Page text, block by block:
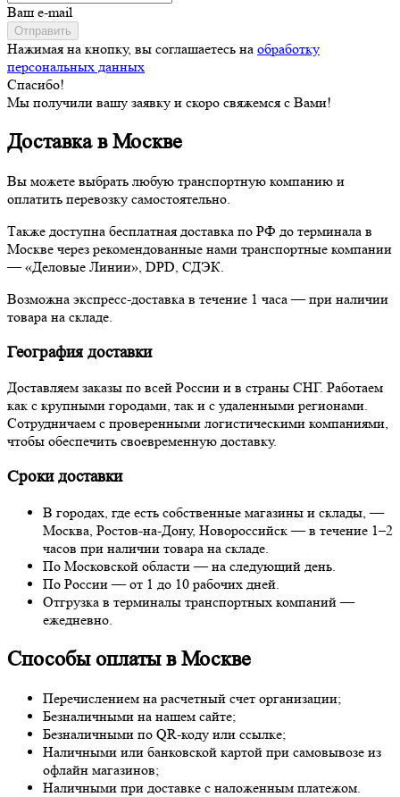
Ваш e-mail
Отправить
Нажимая на кнопку, вы соглашаетесь на обработку
персональных данных
Спасибо!
Мы получили вашу заявку и скоро свяжемся с Вами!
Доставка в Москве
Вы можете выбрать любую транспортную компанию и
оплатить перевозку самостоятельно.
Также доступна бесплатная доставка по РФ до терминала в
Москве через рекомендованные нами транспортные компании
— «Деловые Линии», DPD, СДЭК.
Возможна экспресс-доставка в течение 1 часа — при наличии
товара на складе.
География доставки
Доставляем заказы по всей России и в страны СНГ. Работаем
как с крупными городами, так и с удаленными регионами.
Сотрудничаем с проверенными логистическими компаниями,
чтобы обеспечить своевременную доставку.
Сроки доставки
В городах, где есть собственные магазины и склады, —
Москва, Ростов-на-Дону, Новороссийск — в течение 1–2
часов при наличии товара на складе.
По Московской области — на следующий день.
По России — от 1 до 10 рабочих дней.
Отгрузка в терминалы транспортных компаний —
ежедневно.
Способы оплаты в Москве
Перечислением на расчетный счет организации;
Безналичными на нашем сайте;
Безналичными по QR-коду или ссылке;
Наличными или банковской картой при самовывозе из
офлайн магазинов;
Наличными при доставке с наложенным платежом.